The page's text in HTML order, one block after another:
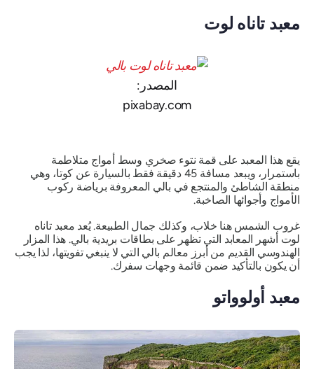
معبد تاناه لوت
المصدر:
pixabay.com
يقع هذا المعبد على قمة نتوء صخري وسط أمواج متلاطمة
باستمرار، ويبعد مسافة 45 دقيقة فقط بالسيارة عن كوتا، وهي
منطقة الشاطئ والمنتجع في بالي المعروفة برياضة ركوب
الأمواج وأجوائها الصاخبة.
غروب الشمس هنا خلاب، وكذلك جمال الطبيعة. يُعد معبد تاناه
لوت أشهر المعابد التي تظهر على بطاقات بريدية بالي. هذا المزار
الهندوسي القديم من أبرز معالم بالي التي لا ينبغي تفويتها، لذا يجب
أن يكون بالتأكيد ضمن قائمة وجهات سفرك.
معبد أولوواتو